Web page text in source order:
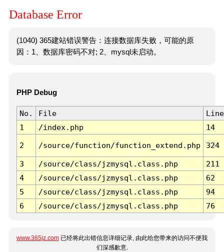
Database Error
(1040) 365建站错误警告：连接数据库失败，可能的原
因：1、数据库密码不对; 2、mysql未启动。
PHP Debug
No. File
Line
1
/index.php 14
2 /source/function/function_extend.php 324
3 /source/class/jzmysql.class.php
211
4
/source/class/jzmysql.class.php
62
5
/source/class/jzmysql.class.php
94
6
/source/class/jzmysql.class.php 76
www.365jz.com 已经将此出错信息详细记录, 由此给您带来的访问不便我
们深感歉意.